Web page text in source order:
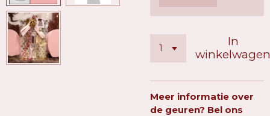
In
Meer informatie over
de geuren? Bel ons